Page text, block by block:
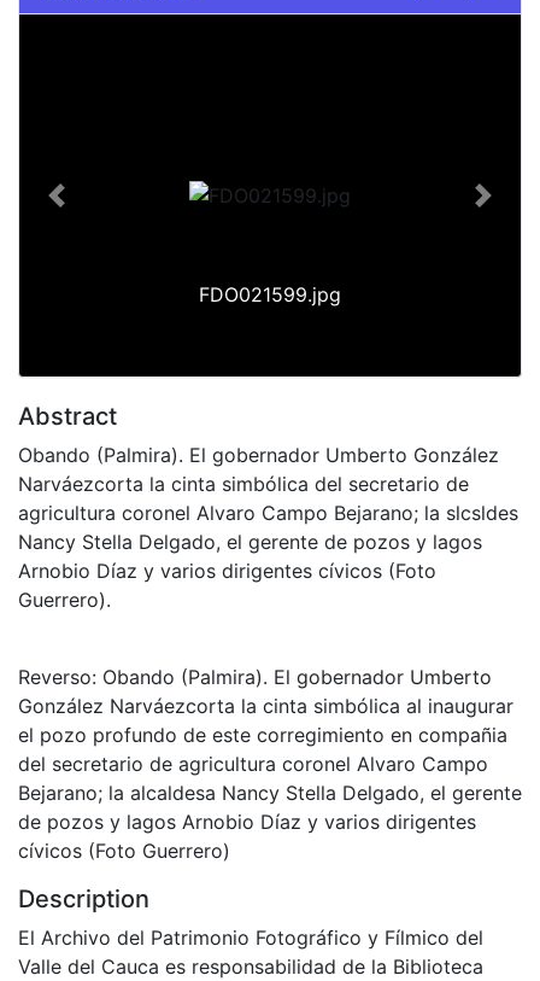
FDO021599.jpg
Previous Next
Abstract
Obando (Palmira). El gobernador Umberto González
Narváezcorta la cinta simbólica del secretario de
agricultura coronel Alvaro Campo Bejarano; la slcsldes
Nancy Stella Delgado, el gerente de pozos y lagos
Arnobio Díaz y varios dirigentes cívicos (Foto
Guerrero).
Reverso: Obando (Palmira). El gobernador Umberto
González Narváezcorta la cinta simbólica al inaugurar
el pozo profundo de este corregimiento en compañia
del secretario de agricultura coronel Alvaro Campo
Bejarano; la alcaldesa Nancy Stella Delgado, el gerente
de pozos y lagos Arnobio Díaz y varios dirigentes
cívicos (Foto Guerrero)
Description
El Archivo del Patrimonio Fotográfico y Fílmico del
Valle del Cauca es responsabilidad de la Biblioteca